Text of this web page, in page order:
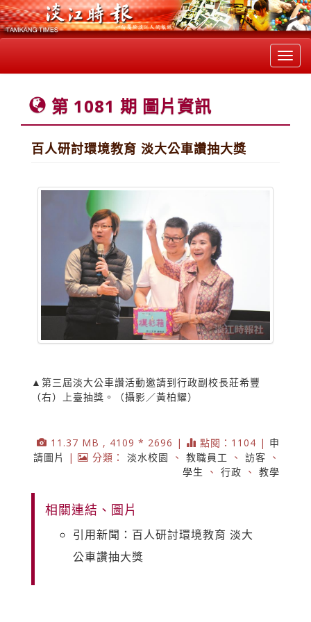
第 1081 期 圖片資訊
百人研討環境教育 淡大公車讚抽大獎
▲第三屆淡大公車讚活動邀請到行政副校長莊希豐
（右）上臺抽獎。（攝影／黃柏耀）
11.37 MB , 4109 * 2696 | 點閱：1104 | 申
請圖片
| 分類： 淡水校園 、 教職員工 、 訪客 、
學生
、 行政 、 教學
相關連結、圖片
引用新聞：百人研討環境教育 淡大
公車讚抽大獎